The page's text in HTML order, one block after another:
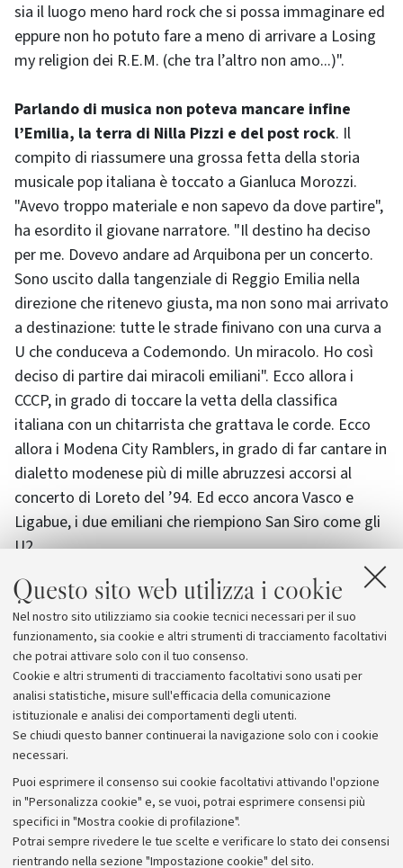
Questo sito web utilizza i cookie
Nel nostro sito utilizziamo sia cookie tecnici necessari per il suo
funzionamento, sia cookie e altri strumenti di tracciamento facoltativi
che potrai attivare solo con il tuo consenso.
Cookie e altri strumenti di tracciamento facoltativi sono usati per
analisi statistiche, misure sull'efficacia della comunicazione
istituzionale e analisi dei comportamenti degli utenti.
Se chiudi questo banner continuerai la navigazione solo con i cookie
necessari.
Puoi esprimere il consenso sui cookie facoltativi attivando l'opzione
in "Personalizza cookie" e, se vuoi, potrai esprimere consensi più
specifici in "Mostra cookie di profilazione".
Potrai sempre rivedere le tue scelte e verificare lo stato dei consensi
rientrando nella sezione "Impostazione cookie" del sito.
sia il luogo meno hard rock che si possa immaginare ed
eppure non ho potuto fare a meno di arrivare a Losing
my religion dei R.E.M. (che tra l’altro non amo...)".
Parlando di musica non poteva mancare infine
l’Emilia, la terra di Nilla Pizzi e del post rock. Il
compito di riassumere una grossa fetta della storia
musicale pop italiana è toccato a Gianluca Morozzi.
"Avevo troppo materiale e non sapevo da dove partire",
ha esordito il giovane narratore. "Il destino ha deciso
per me. Dovevo andare ad Arquibona per un concerto.
Sono uscito dalla tangenziale di Reggio Emilia nella
direzione che ritenevo giusta, ma non sono mai arrivato
a destinazione: tutte le strade finivano con una curva a
U che conduceva a Codemondo. Un miracolo. Ho così
deciso di partire dai miracoli emiliani". Ecco allora i
CCCP, in grado di toccare la vetta della classifica
italiana con un chitarrista che grattava le corde. Ecco
allora i Modena City Ramblers, in grado di far cantare in
dialetto modenese più di mille abruzzesi accorsi al
concerto di Loreto del ’94. Ed ecco ancora Vasco e
Ligabue, i due emiliani che riempiono San Siro come gli
U2.
Ma c’è una spiegazione a questi miracoli?"Il bello –
conclude Morozzi – è che non do alcuna spiegazione. In
apertura parlo solo di una cometa che avrebbe sparso
delle spore lungo la via Emilia...".
Archivio
Comunicati stampa
Redazione